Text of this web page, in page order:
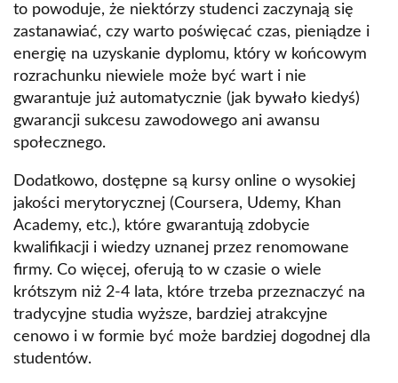
to powoduje, że niektórzy studenci zaczynają się
zastanawiać, czy warto poświęcać czas, pieniądze i
energię na uzyskanie dyplomu, który w końcowym
rozrachunku niewiele może być wart i nie
gwarantuje już automatycznie (jak bywało kiedyś)
gwarancji sukcesu zawodowego ani awansu
społecznego.
Dodatkowo, dostępne są kursy online o wysokiej
jakości merytorycznej (Coursera, Udemy, Khan
Academy, etc.), które gwarantują zdobycie
kwalifikacji i wiedzy uznanej przez renomowane
firmy. Co więcej, oferują to w czasie o wiele
krótszym niż 2-4 lata, które trzeba przeznaczyć na
tradycyjne studia wyższe, bardziej atrakcyjne
cenowo i w formie być może bardziej dogodnej dla
studentów.